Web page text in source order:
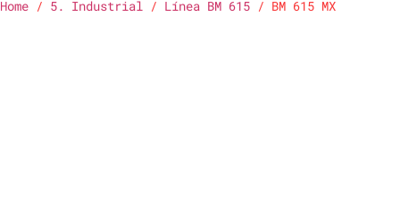
Home / 5. Industrial / Línea BM 615 / BM 615 MX